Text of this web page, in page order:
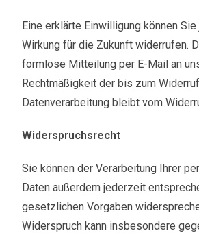
Eine erklärte Einwilligung können
Wirkung für die Zukunft widerrufen.
formlose Mitteilung per E-Mail an
Rechtmäßigkeit der bis zum
Datenverarbeitung bleibt vom
Widerspruchsrecht
Sie können der Verarbeitung Ihrer
Daten außerdem jederzeit
gesetzlichen Vorgaben
Widerspruch kann insbesondere